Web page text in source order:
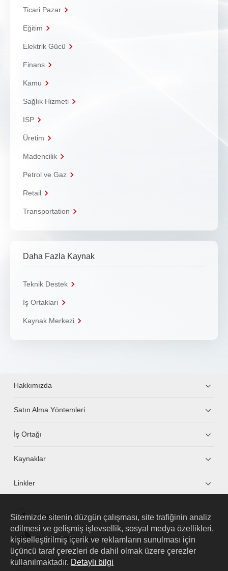
Ticari Pazar
Eğitim
Elektrik Gücü
Finans
Kamu
Sağlık Hizmeti
ISP
Üretim
Madencilik
Petrol ve Gaz
Retail
Transportation
Daha Fazla Kaynak
Teknik Destek
İş Ortakları
Kaynak Merkezi
Hakkımızda
Satın Alma Yöntemleri
İş Ortağı
Kaynaklar
Linkler
HUAWEI eKit App
Huawei HiKnow App
HUAWEI eFly App
Sitemizde sitenin düzgün çalışması, site trafiğinin analiz
edilmesi ve gelişmiş işlevsellik, sosyal medya özellikleri,
kişiselleştirilmiş içerik ve reklamların sunulması için
üçüncü taraf çerezleri de dahil olmak üzere çerezler
kullanılmaktadır. Detaylı bilgi